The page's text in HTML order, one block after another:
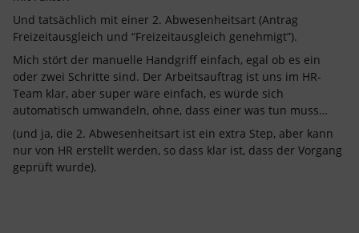
Und tatsächlich mit einer 2. Abwesenheitsart (Antrag
Freizeitausgleich und “Freizeitausgleich genehmigt”).
Mich stört der manuelle Handgriff einfach, egal ob es ein
oder zwei Schritte sind. Der Arbeitsauftrag ist uns im HR-
Team klar, aber super wäre einfach, es würde sich
automatisch umwandeln, ohne, dass einer was tun muss…
(und ja, die 2. Abwesenheitsart ist ein extra Step, aber kann
nur von HR erstellt werden, so dass klar ist, dass der Vorgang
geprüft wurde).